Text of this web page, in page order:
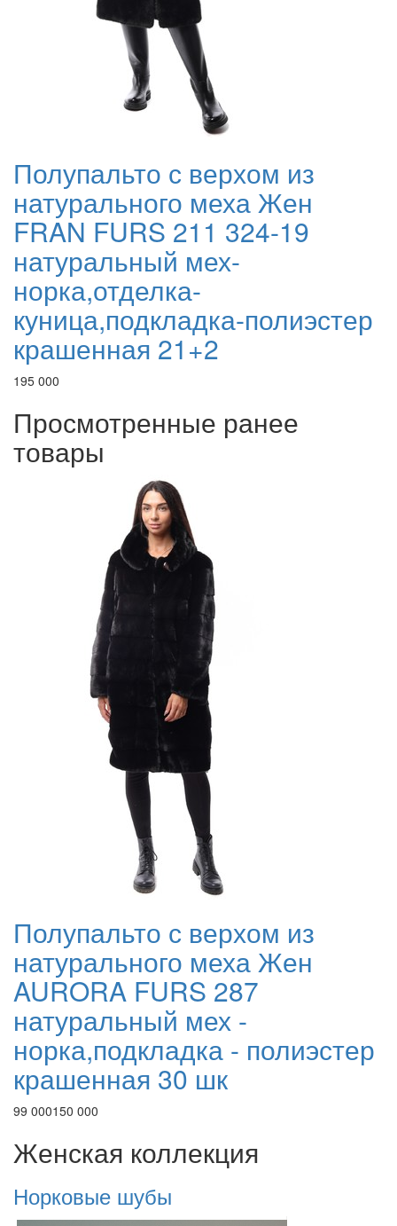
Полупальто с верхом из
натурального меха Жен
FRAN FURS 211 324-19
натуральный мех-
норка,отделка-
куница,подкладка-полиэстер
крашенная 21+2
195 000
Просмотренные ранее
товары
Полупальто с верхом из
натурального меха Жен
AURORA FURS 287
натуральный мех -
норка,подкладка - полиэстер
крашенная 30 шк
99 000150 000
Женская коллекция
Норковые шубы